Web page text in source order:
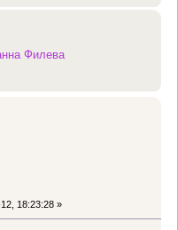
Филева
18:23:28 »